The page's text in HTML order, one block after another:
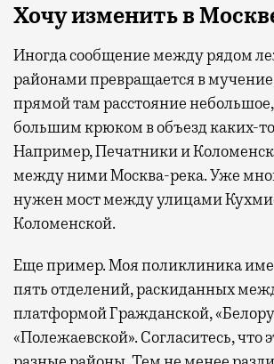
Хочу изменить в
Иногда сообщение между рядом
районами превращается в
прямой там расстояние небольшое,
большим крюком в объезд каких-
Например, Печатники и
между ними Москва-река. Уже
нужен мост между улицами
Коломенской.
Еще пример. Моя поликлиника
пять отделений, раскиданных
платформой Гражданской,
«Полежаевской». Согласитесь, что